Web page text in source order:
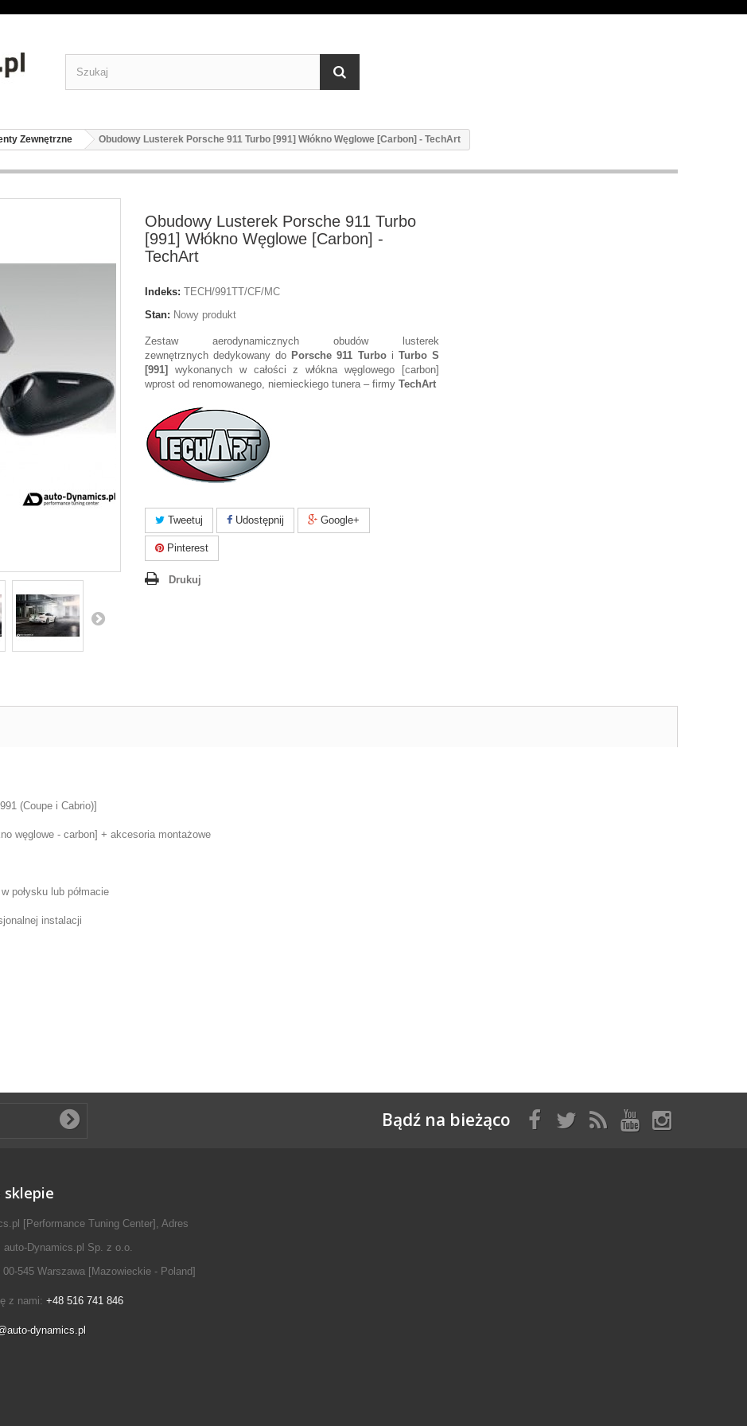
Zewnętrzne Obudowy Lusterek Porsche 911 Turbo [991] Włókno Węglowe [Carbon] - TechArt
Obudowy Lusterek Porsche 911 Turbo
[991] Włókno Węglowe [Carbon] -
TechArt
Indeks: TECH/991TT/CF/MC
Stan: Nowy produkt
Zestaw aerodynamicznych obudów lusterek
zewnętrznych dedykowany do Porsche 911 Turboi Turbo S
[991]
wykonanych w całości z włókna węglowego [carbon]
wprost od renomowanego, niemieckiego tunera – firmy TechArt
Tweetuj Udostępnij Google+
Pinterest
Drukuj
(Coupe i Cabrio)]
węglowe - carbon] + akcesoria montażowe
połysku lub półmacie
instalacji
Bądź na bieżąco
[Performance Tuning Center], Adres
auto-Dynamics.pl Sp. z o.o.
00-545 Warszawa [Mazowieckie - Poland]
z nami: +48 516 741 846
dynamics.pl